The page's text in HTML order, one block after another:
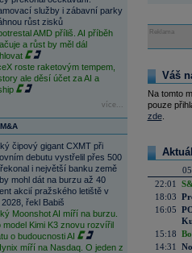
služby i zábavní parky
růst zisků
AMD příliš. AI příběh
a růst by měl dál
roste raketovým tempem,
ale děsí účet za AI a
více...
čipový gigant CXMT při
debutu vystřelil přes 500
i největší banku země
mohl dát na burzu až 40
akcií pražského letiště v
řekl Babiš
Moonshot AI míří na burzu.
model Kimi K3 znovu rozvířil
o budoucnosti AI
míří na Nasdaq. O jeden z
Reklama
Váš
Na tomto
pouze
zde.
22:01
18:03
16:05
15:18
14:31